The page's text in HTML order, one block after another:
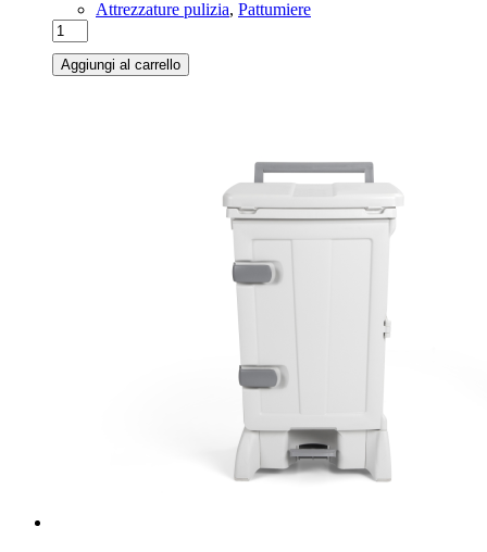
Attrezzature pulizia, Pattumiere
Aggiungi al carrello